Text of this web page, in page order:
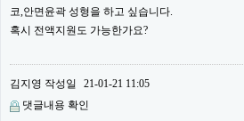
코,안면윤곽 성형을 하고 싶습니다.
혹시 전액지원도 가능한가요?
김지영 작성일
21-01-21 11:05
댓글내용 확인